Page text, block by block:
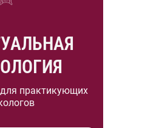
практикующих